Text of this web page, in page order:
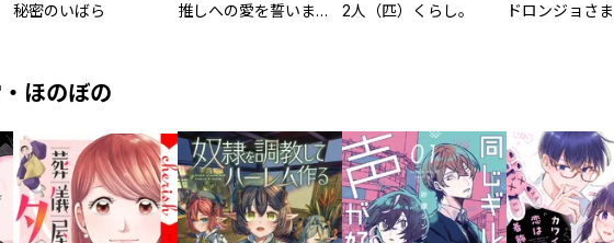
秘密のいばら 推しへの愛を誓いますか？～アラサー女子、推しは逃げぬが人生逃げる～ 2人（匹）くらし。
ほのぼの